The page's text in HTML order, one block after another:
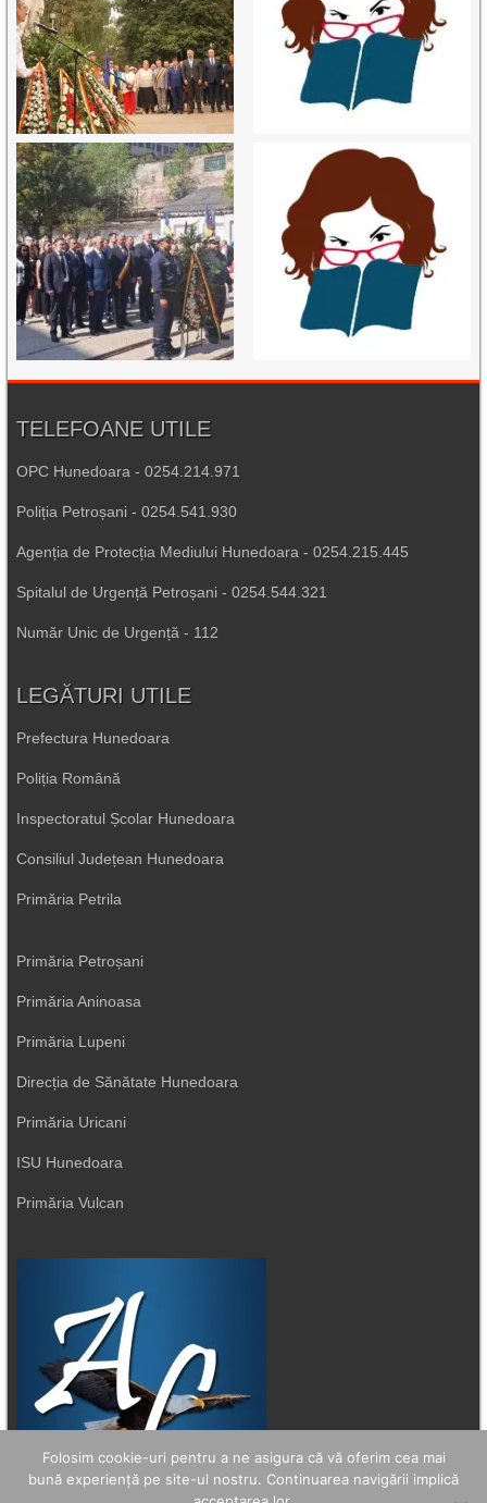
TELEFOANE UTILE
OPC Hunedoara - 0254.214.971
Poliția Petroșani - 0254.541.930
Agenția de Protecția Mediului Hunedoara - 0254.215.445
Spitalul de Urgență Petroșani - 0254.544.321
Număr Unic de Urgență - 112
LEGĂTURI UTILE
Prefectura Hunedoara
Poliția Română
Inspectoratul Școlar Hunedoara
Consiliul Județean Hunedoara
Primăria Petrila
Primăria Petroșani
Primăria Aninoasa
Primăria Lupeni
Direcția de Sănătate Hunedoara
Primăria Uricani
ISU Hunedoara
Primăria Vulcan
Folosim cookie-uri pentru a ne asigura că vă oferim cea mai
bună experiență pe site-ul nostru. Continuarea navigării implică